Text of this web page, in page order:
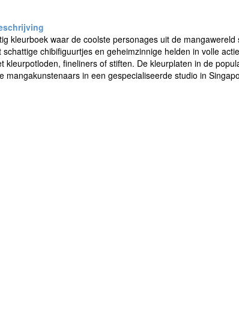
kleurboek waar de coolste personages uit de
schattige chibifiguurtjes en geheimzinnige helden in volle
kleurpotloden, fineliners of stiften. De kleurplaten in de
mangakunstenaars in een gespecialiseerde studio in